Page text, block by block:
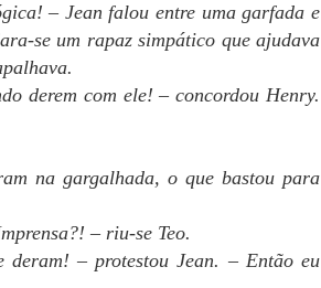
– Jean falou entre uma garfada e
se um rapaz simpático que ajudava
derem com ele! – concordou Henry.
na gargalhada, o que bastou para
– riu-se Teo.
– protestou Jean. – Então eu
A
4 para ter
olhada
também!), e
acabar.
ido